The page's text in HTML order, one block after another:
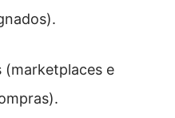
(marketplaces e